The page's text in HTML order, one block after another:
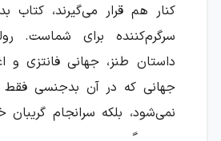
کنار هم قرار می‌گیرند، کتاب
سرگرم‌کننده برای شماست.
داستان طنز، جهانی فانتزی و
جهانی که در آن بدجنسی فقط
نمی‌شود، بلکه سرانجام